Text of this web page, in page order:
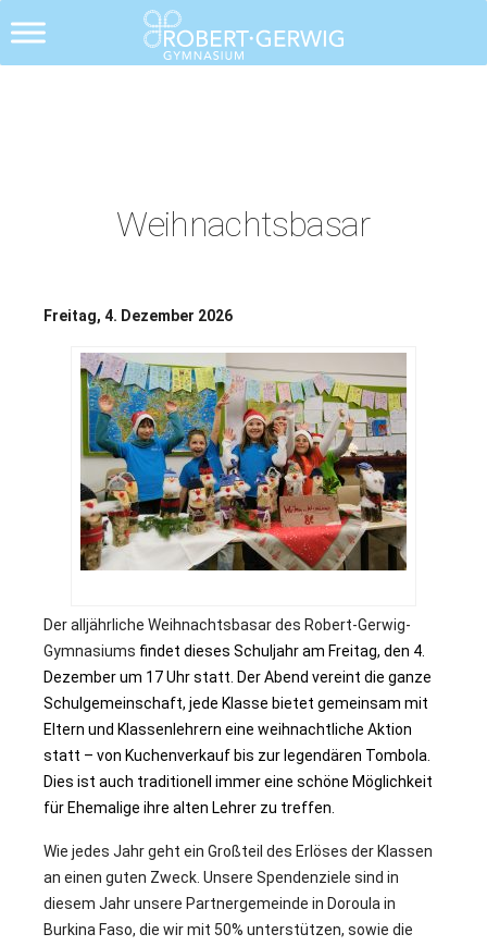
Weihnachtsbasar
Freitag, 4. Dezember 2026
Der alljährliche Weihnachtsbasar des Robert-Gerwig-
Gymnasiums findet dieses Schuljahr am Freitag, den 4.
Dezember um 17 Uhr statt. Der Abend vereint die ganze
Schulgemeinschaft, jede Klasse bietet gemeinsam mit
Eltern und Klassenlehrern eine weihnachtliche Aktion
statt – von Kuchenverkauf bis zur legendären Tombola.
Dies ist auch traditionell immer eine schöne Möglichkeit
für Ehemalige ihre alten Lehrer zu treffen.
Wie jedes Jahr geht ein Großteil des Erlöses der Klassen
an einen guten Zweck. Unsere Spendenziele sind in
diesem Jahr unsere Partnergemeinde in Doroula in
Burkina Faso, die wir mit 50% unterstützen, sowie die